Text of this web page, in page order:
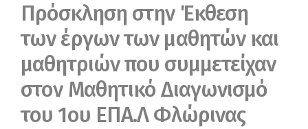
Πρόσκληση στην Έκθεση
των έργων των μαθητών και
μαθητριών που συμμετείχαν
στον Μαθητικό Διαγωνισμό
του 1ου ΕΠΑ.Λ Φλώρινας